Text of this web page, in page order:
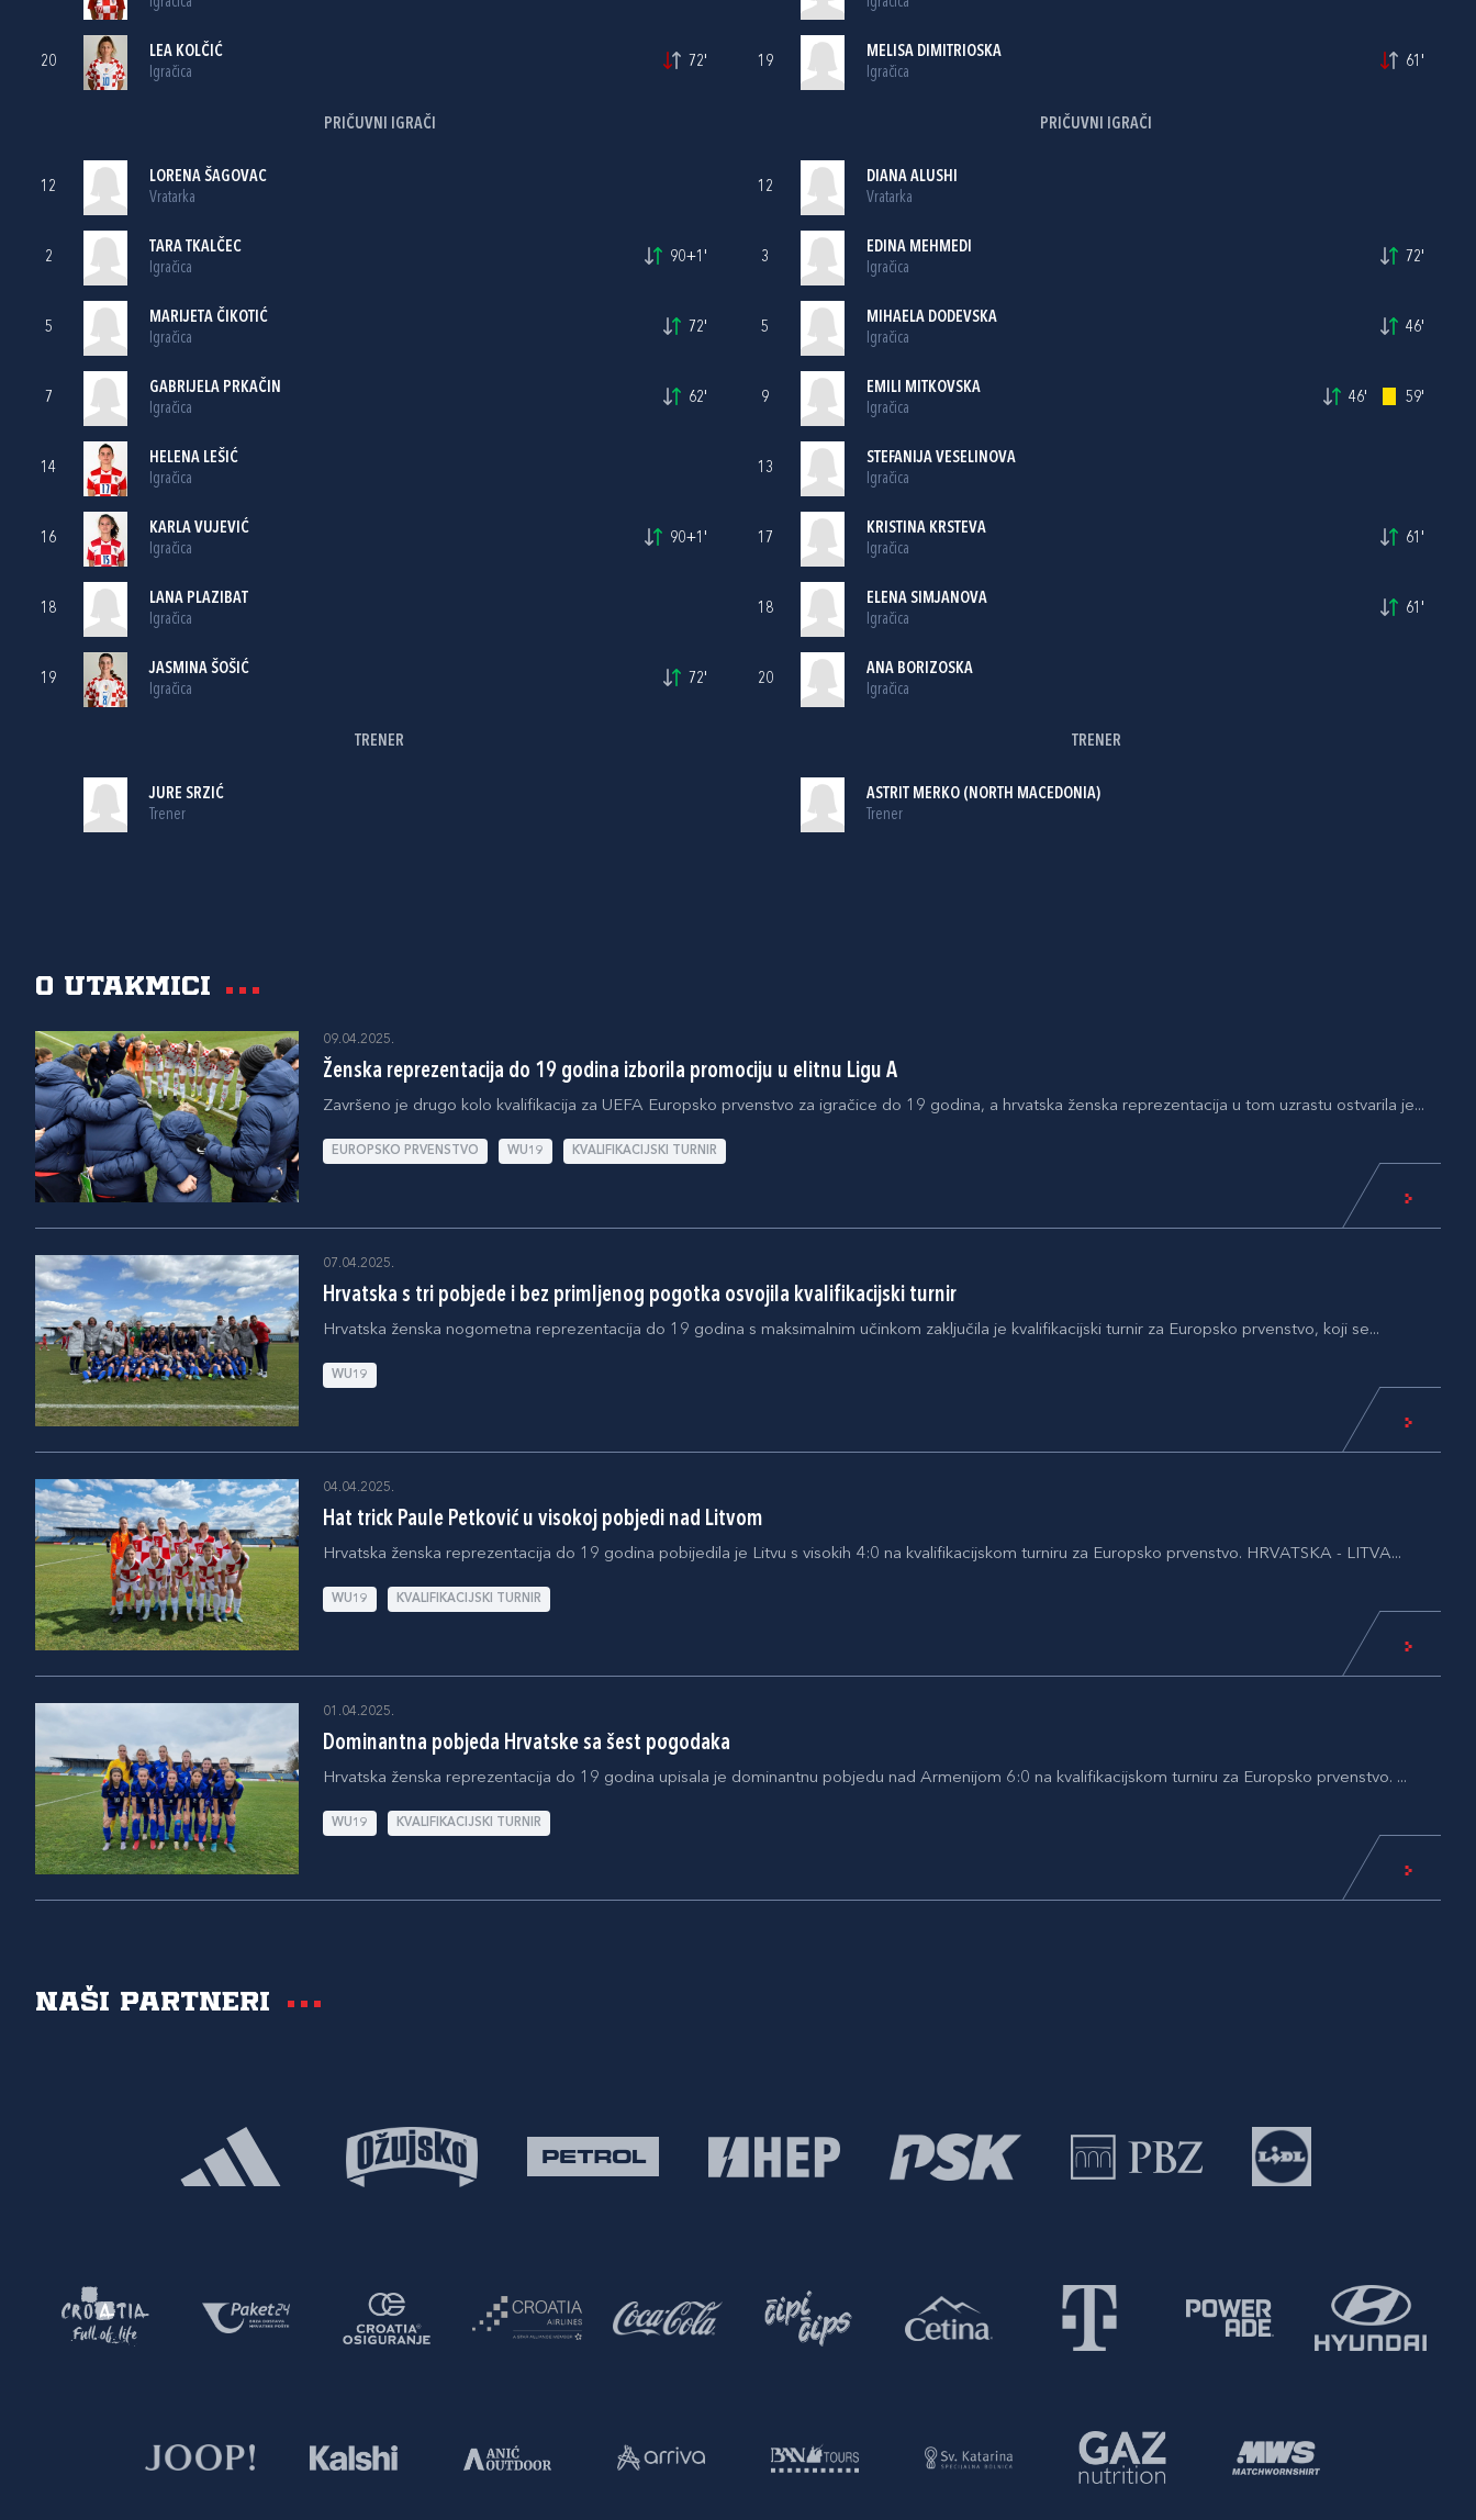
20
LEA KOLČIĆ
Igračica
72'
PRIČUVNI IGRAČI
12
LORENA ŠAGOVAC
Vratarka
2
TARA TKALČEC
Igračica
90+1'
5
MARIJETA ČIKOTIĆ
Igračica
72'
7
GABRIJELA PRKAČIN
Igračica
62'
14
HELENA LEŠIĆ
Igračica
16
KARLA VUJEVIĆ
Igračica
90+1'
18
LANA PLAZIBAT
Igračica
19
JASMINA ŠOŠIĆ
Igračica
72'
TRENER
JURE SRZIĆ
Trener
19
MELISA DIMITRIOSKA
Igračica
61'
PRIČUVNI IGRAČI
12
DIANA ALUSHI
Vratarka
3
EDINA MEHMEDI
Igračica
72'
5
MIHAELA DODEVSKA
Igračica
46'
9
EMILI MITKOVSKA
Igračica
46' 59'
13
STEFANIJA VESELINOVA
Igračica
17
KRISTINA KRSTEVA
Igračica
61'
18
ELENA SIMJANOVA
Igračica
61'
20
ANA BORIZOSKA
Igračica
TRENER
ASTRIT MERKO (NORTH MACEDONIA)
Trener
O utakmici
09.04.2025.
Ženska reprezentacija do 19 godina izborila promociju u elitnu Ligu A
Završeno je drugo kolo kvalifikacija za UEFA Europsko prvenstvo za igračice do 19 godina, a hrvatska ženska reprezentacija u tom uzrastu ostvarila je...
EUROPSKO PRVENSTVO WU19 KVALIFIKACIJSKI TURNIR
07.04.2025.
Hrvatska s tri pobjede i bez primljenog pogotka osvojila kvalifikacijski turnir
Hrvatska ženska nogometna reprezentacija do 19 godina s maksimalnim učinkom zaključila je kvalifikacijski turnir za Europsko prvenstvo, koji se...
WU19
04.04.2025.
Hat trick Paule Petković u visokoj pobjedi nad Litvom
Hrvatska ženska reprezentacija do 19 godina pobijedila je Litvu s visokih 4:0 na kvalifikacijskom turniru za Europsko prvenstvo. HRVATSKA - LITVA...
WU19 KVALIFIKACIJSKI TURNIR
01.04.2025.
Dominantna pobjeda Hrvatske sa šest pogodaka
Hrvatska ženska reprezentacija do 19 godina upisala je dominantnu pobjedu nad Armenijom 6:0 na kvalifikacijskom turniru za Europsko prvenstvo. ...
WU19 KVALIFIKACIJSKI TURNIR
Naši partneri